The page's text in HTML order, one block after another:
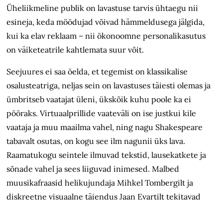
Üheliikmeline publik on lavastuse tarvis ühtaegu nii
esineja, keda möödujad võivad hämmeldusega jälgida,
kui ka elav reklaam – nii ökonoomne personalikasutus
on väiketeatrile kahtlemata suur võit.
Seejuures ei saa öelda, et tegemist on klassikalise
osalusteatriga, neljas sein on lavastuses täiesti olemas ja
ümbritseb vaatajat üleni, ükskõik kuhu poole ka ei
pööraks. Virtuaalprillide vaateväli on ise justkui kile
vaataja ja muu maailma vahel, ning nagu Shakespeare
tabavalt osutas, on kogu see ilm nagunii üks lava.
Raamatukogu seintele ilmuvad tekstid, lausekatkete ja
sõnade vahel ja sees liiguvad inimesed. Malbed
muusikafraasid helikujundaja Mihkel Tombergilt ja
diskreetne visuaalne täiendus Jaan Evartilt tekitavad